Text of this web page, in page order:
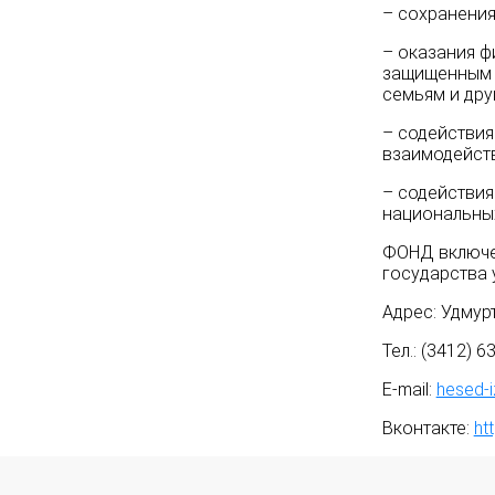
–
– оказания
защищенным
семьям и
–
–
ФОНД
государства
Адрес:
Тел.: (3412)
E-mail: hesed-
Вконтакте: